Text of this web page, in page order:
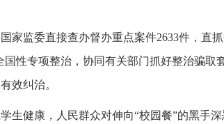
家监委直接查办督办重点案件2633件，直
国性专项整治，协同有关部门抓好整治骗取
效纠治。
生健康，人民群众对伸向“校园餐”的黑手